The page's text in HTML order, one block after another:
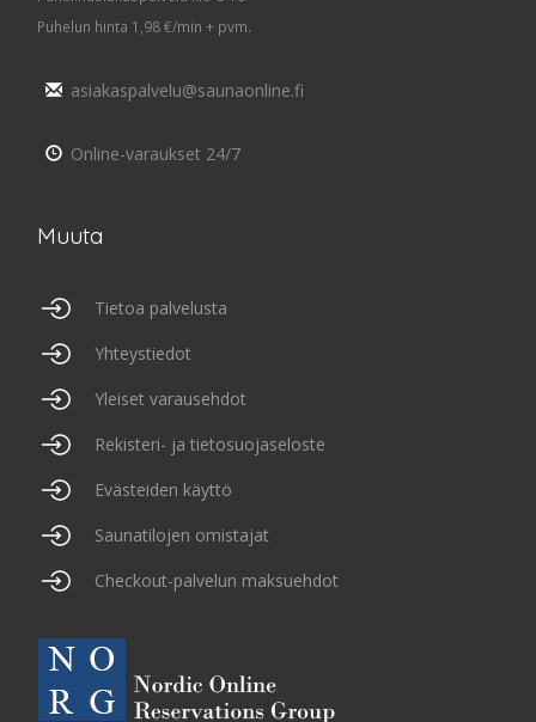
Puhelun hinta 1,98 €/min + pvm.
asiakaspalvelu@saunaonline.fi
Online-varaukset 24/7
Muuta
Tietoa palvelusta
Yhteystiedot
Yleiset varausehdot
Rekisteri- ja tietosuojaseloste
Evästeiden käyttö
Saunatilojen omistajat
Checkout-palvelun maksuehdot